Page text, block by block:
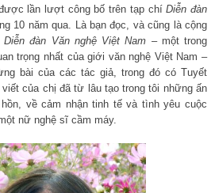
lần lượt công bố trên tạp chíDiễn đàn
10 năm qua. Là bạn đọc, và cũng là cộng
Diễn đàn Văn nghệ Việt Nam – một trong
trọng nhất của giới văn nghệ Việt Nam –
bài của các tác giả, trong đó có Tuyết
của chị đã từ lâu tạo trong tôi những ấn
về cảm nhận tinh tế và tình yêu cuộc
nữ nghệ sĩ cầm máy.